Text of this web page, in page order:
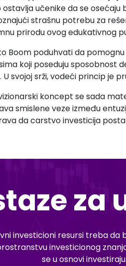
učenike da se
strašnu potrebu za
prirodu ovog edukativnog
Boom poduhvati da
koji poseduju sposobnost
U svojoj srži, vodeći princip je
koncept se sada
smislene veze između
da carstvo investicija
za
investicioni resursi treba da
investicionog
se u osnovi investiraju.